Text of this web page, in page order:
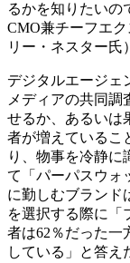
るかを知りたいの
CMO兼チーフエ
リー・ネスター氏）
デジタルエージェ
メディアの共同調
せるか、あるいは
者が増えているこ
り、物事を冷静に
て「パーパスウォ
に勤しむブランド
を選択する際に「
者は62％だった一
している」と答え